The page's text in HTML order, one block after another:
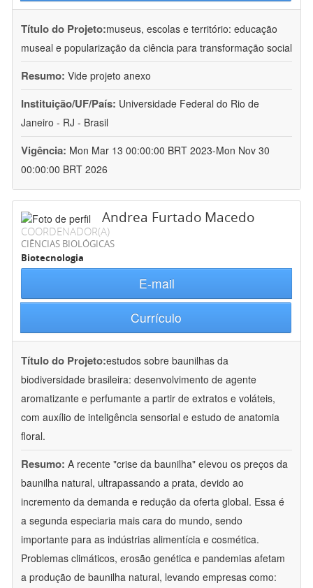
Título do Projeto:museus, escolas e território: educação
museal e popularização da ciência para transformação social
Resumo: Vide projeto anexo
Instituição/UF/País: Universidade Federal do Rio de
Janeiro - RJ - Brasil
Vigência: Mon Mar 13 00:00:00 BRT 2023-Mon Nov 30
00:00:00 BRT 2026
Andrea Furtado Macedo
COORDENADOR(A)
CIÊNCIAS BIOLÓGICAS
Biotecnologia
E-mail
Currículo
Título do Projeto:estudos sobre baunilhas da
biodiversidade brasileira: desenvolvimento de agente
aromatizante e perfumante a partir de extratos e voláteis,
com auxílio de inteligência sensorial e estudo de anatomia
floral.
Resumo: A recente "crise da baunilha" elevou os preços da
baunilha natural, ultrapassando a prata, devido ao
incremento da demanda e redução da oferta global. Essa é
a segunda especiaria mais cara do mundo, sendo
importante para as indústrias alimentícia e cosmética.
Problemas climáticos, erosão genética e pandemias afetam
a produção de baunilha natural, levando empresas como: